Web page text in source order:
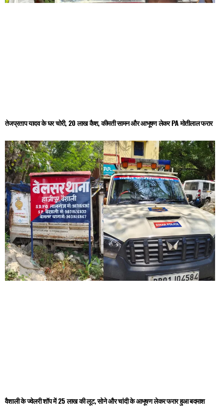
तेजप्रताप यादव के घर चोरी, 20 लाख कैश, कीमती सामन और आभूषण लेकर PA मोतीलाल फरार
वैशाली के ज्वेलरी शॉप में 25 लाख की लूट, सोने और चांदी के आभूषण लेकर फरार हुआ बदमाश